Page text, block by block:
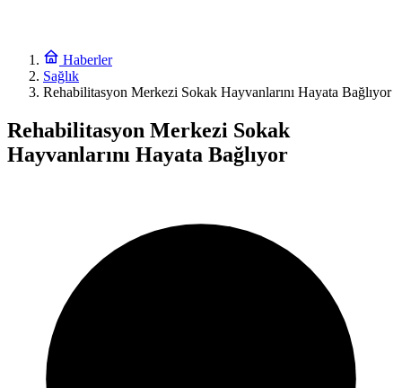
Haberler
Sağlık
Rehabilitasyon Merkezi Sokak Hayvanlarını Hayata Bağlıyor
Rehabilitasyon Merkezi Sokak
Hayvanlarını Hayata Bağlıyor